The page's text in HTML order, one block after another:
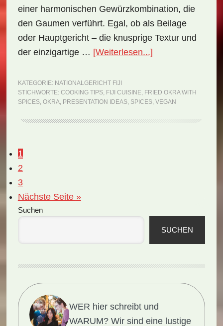
einer harmonischen Gewürzkombination, die
den Gaumen verführt. Egal, ob als Beilage
oder Hauptgericht – die knusprige Textur und
der einzigartige … [Weiterlesen...]
Okra
Spices
KATEGORIE: NATIONALGERICHT FIJI
STICHWORTE: COOKING TIPS, FIJI CUISINE, FRIED OKRA WITH
SPICES, OKRA, PRESENTATION IDEAS, SPICES, VEGAN
Seite
1
Seite
2
Seite
3
Nächste Seite aufrufen
»
Seitenspalte
Suchen
SUCHEN
WER hier schreibt und
WARUM? Wir sind eine lustige